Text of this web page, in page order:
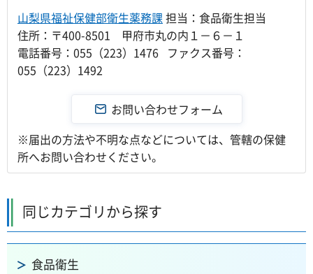
山梨県福祉保健部衛生薬務課担当：食品衛生担当
住所：〒400-8501 甲府市丸の内１－６－１
電話番号：055（223）1476 ファクス番号：
055（223）1492
※届出の方法や不明な点などについては、管轄の保健
所へお問い合わせください。
同じカテゴリから探す
食品衛生